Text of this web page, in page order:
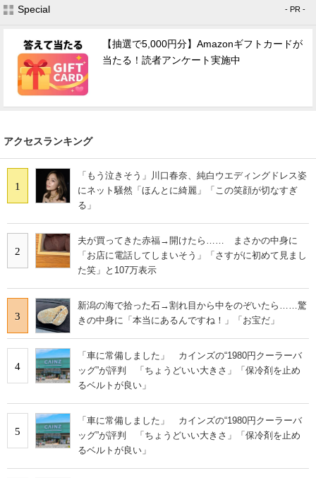
Special - PR -
【抽選で5,000円分】Amazonギフトカードが
当たる！読者アンケート実施中
アクセスランキング
1
「もう泣きそう」川口春奈、純白ウエディングドレス姿
にネット騒然「ほんとに綺麗」「この笑顔が切なすぎ
る」
2
夫が買ってきた赤福→開けたら…… まさかの中身に
「お店に電話してしまいそう」「さすがに初めて見まし
た笑」と107万表示
3
新潟の海で拾った石→割れ目から中をのぞいたら……驚
きの中身に「本当にあるんですね！」「お宝だ」
4
「車に常備しました」 カインズの“1980円クーラーバ
ッグ”が評判 「ちょうどいい大きさ」「保冷剤を止め
るベルトが良い」
5
「車に常備しました」 カインズの“1980円クーラーバ
ッグ”が評判 「ちょうどいい大きさ」「保冷剤を止め
るベルトが良い」